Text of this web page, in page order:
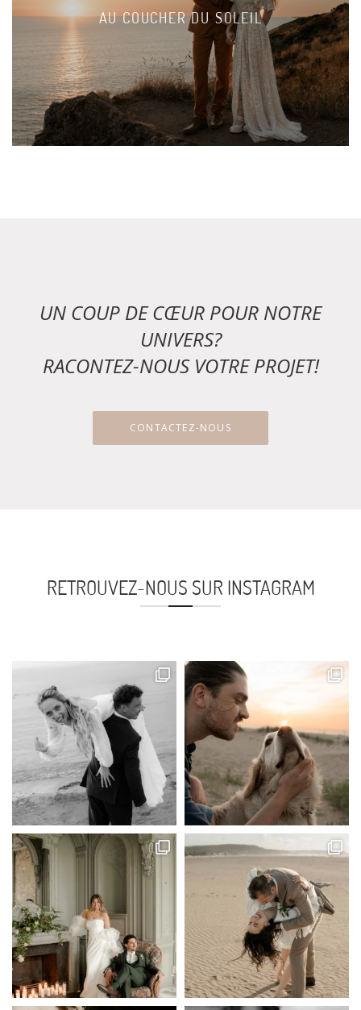
AU COUCHER DU SOLEIL
UN COUP DE CŒUR POUR NOTRE
UNIVERS?
RACONTEZ-NOUS VOTRE PROJET!
CONTACTEZ-NOUS
RETROUVEZ-NOUS SUR INSTAGRAM